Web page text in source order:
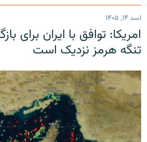
اسد ۱۴, ۱۴۰۵
امریکا: توافق با ایران برای
تنگه هرمز نزدیک است